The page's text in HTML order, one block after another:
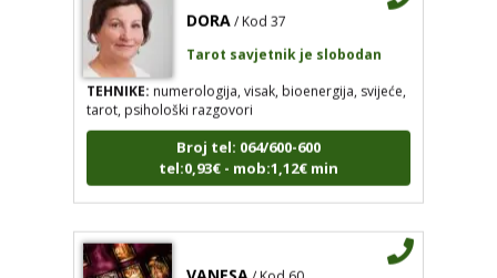
TEHNIKE:numerologija, visak, bioenergija, svijeće,
tarot, psihološki razgovori
Broj tel: 064/600-600
tel:0,93€ - mob:1,12€ min